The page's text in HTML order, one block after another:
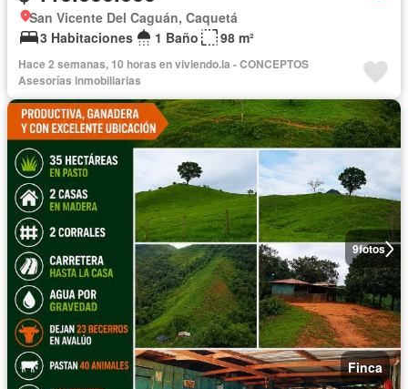
San Vicente Del Caguán, Caquetá
3 Habitaciones
1 Baño 98 m²
Hace 2 semanas, 10 horas en viviendo.la - CONCEPTOS
Asesorías inmobiliarias
9fotos
Finca